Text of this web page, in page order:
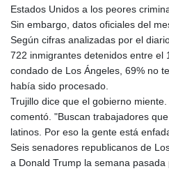
Estados Unidos a los peores
Sin embargo, datos oficiales del
Según cifras analizadas por el
722 inmigrantes detenidos entre el
condado de Los Ángeles, 69% no
había sido procesado.
Trujillo dice que el gobierno
comentó. "Buscan trabajadores
latinos. Por eso la gente está
Seis senadores republicanos de
a Donald Trump la semana pasada